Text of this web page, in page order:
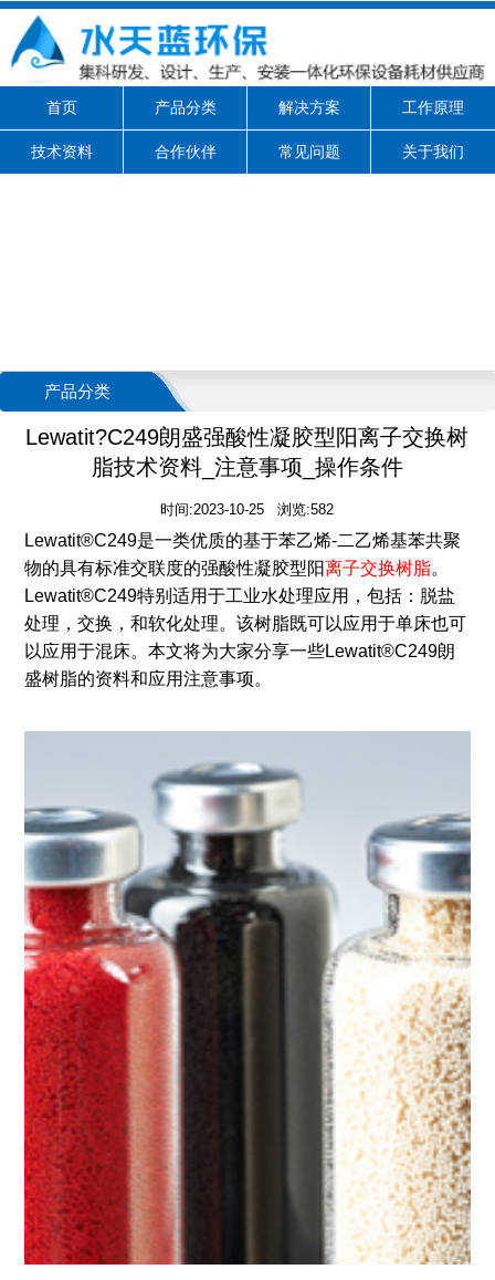
首页 产品分类 解决方案 工作原理
技术资料 合作伙伴 常见问题 关于我们
产品分类
Lewatit?C249朗盛强酸性凝胶型阳离子交换树
脂技术资料_注意事项_操作条件
时间:2023-10-25 浏览:582
Lewatit®C249是一类优质的基于苯乙烯-二乙烯基苯共聚
物的具有标准交联度的强酸性凝胶型阳离子交换树脂。
Lewatit®C249特别适用于工业水处理应用，包括：脱盐
处理，交换，和软化处理。该树脂既可以应用于单床也可
以应用于混床。本文将为大家分享一些Lewatit®C249朗
盛树脂的资料和应用注意事项。